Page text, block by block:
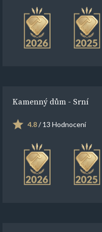
Kamenný dům - Srní
4.8/ 13 Hodnocení